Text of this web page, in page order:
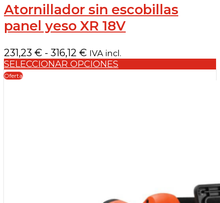
Atornillador sin escobillas
panel yeso XR 18V
231,23 € - 316,12 € Rango
de
IVA incl.
SELECCIONAR OPCIONES
Oferta